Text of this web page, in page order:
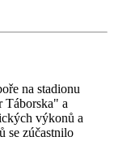
na stadionu
a
výkonů a
se zúčastnilo